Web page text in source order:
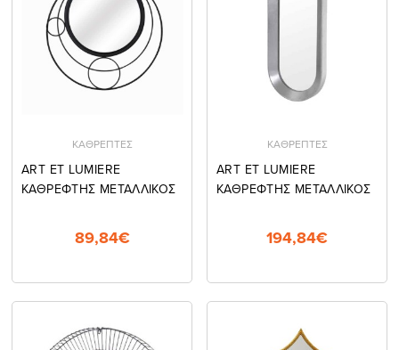
ΚΑΘΡΕΠΤΕΣ
ART ET LUMIERE
ΚΑΘΡΕΦΤΗΣ ΜΕΤΑΛΛΙΚΟΣ
89,84€
ΚΑΘΡΕΠΤΕΣ
ART ET LUMIERE
ΚΑΘΡΕΦΤΗΣ ΜΕΤΑΛΛΙΚΟΣ
194,84€